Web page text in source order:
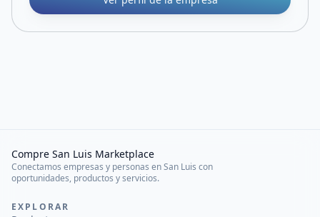
Compre San Luis Marketplace
Conectamos empresas y personas en San Luis con
oportunidades, productos y servicios.
EXPLORAR